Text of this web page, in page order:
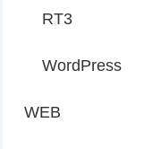
RT3
WordPress
WEB